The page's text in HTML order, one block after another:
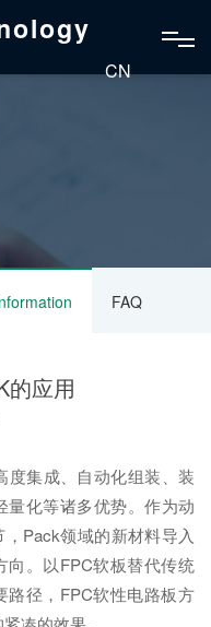
CN
FAQ
的应用
集成、自动化组装、装
化等诸多优势。作为动
Pack领域的新材料导入
向。以FPC软板替代传统
路径，FPC软性电路板方